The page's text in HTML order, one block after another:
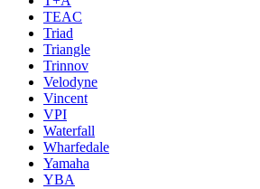
TEAC
Triad
Triangle
Trinnov
Velodyne
Vincent
VPI
Waterfall
Wharfedale
Yamaha
YBA